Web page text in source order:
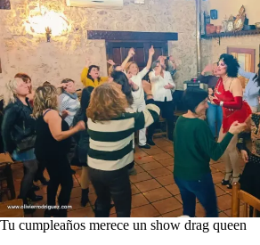
Tu cumpleaños merece un show drag queen